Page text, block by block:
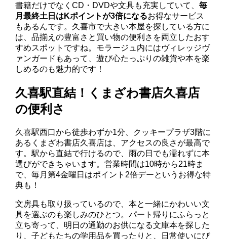
書籍だけでなくCD・DVDや文具も充実していて、毎
月最終土日はKポイントが3倍になるお得なサービス
もあるんです。久喜市で大きい本屋を探している方に
は、品揃えの豊富さと買い物の便利さを両立したおす
すめスポットですね。モラージュ内にはヴィレッジヴ
ァンガードもあって、遊び心たっぷりの雑貨や本を楽
しめるのも魅力的です！
久喜駅直結！くまざわ書店久喜店
の便利さ
久喜駅西口から徒歩わずか1分、クッキープラザ3階に
あるくまざわ書店久喜店は、アクセスの良さが最高で
す。駅から直結で行けるので、雨の日でも濡れずに本
選びができちゃいます。営業時間は10時から21時ま
で、毎月第4金曜日はポイント2倍デーというお得な特
典も！
文房具も取り扱っているので、本と一緒にかわいい文
具を選ぶのも楽しみのひとつ。パート帰りにふらっと
立ち寄って、明日の通勤のお供になる文庫本を探した
り、子どもたちの学用品を買ったりと、日常使いにぴ